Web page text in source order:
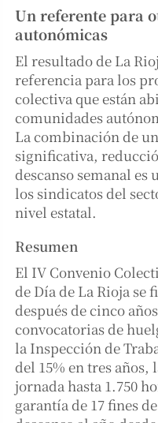
Un referente para
autonómicas
El resultado de La
referencia para los
colectiva que están
comunidades
La combinación de
significativa,
descanso semanal es
los sindicatos del
nivel estatal.
Resumen
El IV Convenio
de Día de La Rioja se
después de cinco
convocatorias de
la Inspección de
del 15% en tres
jornada hasta 1.750
garantía de 17 fines